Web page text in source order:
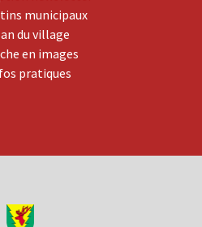
municipaux
du village
en images
pratiques